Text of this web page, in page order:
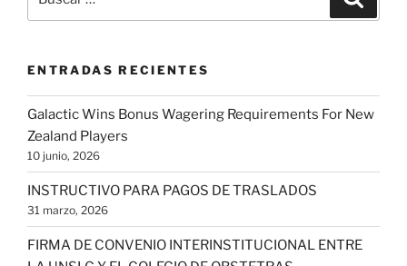
por:
ENTRADAS RECIENTES
Galactic Wins Bonus Wagering Requirements For New
Zealand Players
10 junio, 2026
INSTRUCTIVO PARA PAGOS DE TRASLADOS
31 marzo, 2026
FIRMA DE CONVENIO INTERINSTITUCIONAL ENTRE